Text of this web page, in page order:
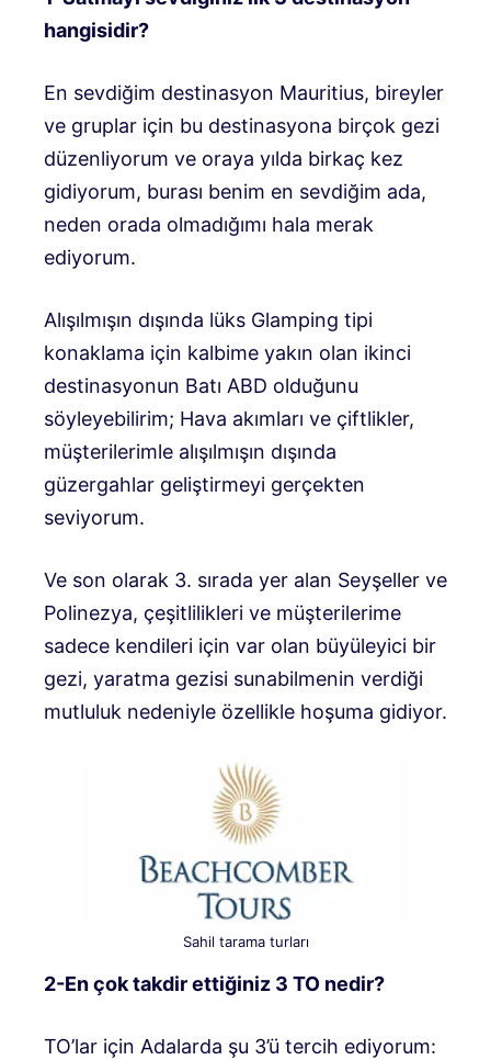
hangisidir?
En sevdiğim destinasyon Mauritius, bireyler
ve gruplar için bu destinasyona birçok gezi
düzenliyorum ve oraya yılda birkaç kez
gidiyorum, burası benim en sevdiğim ada,
neden orada olmadığımı hala merak
ediyorum.
Alışılmışın dışında lüks Glamping tipi
konaklama için kalbime yakın olan ikinci
destinasyonun Batı ABD olduğunu
söyleyebilirim; Hava akımları ve çiftlikler,
müşterilerimle alışılmışın dışında
güzergahlar geliştirmeyi gerçekten
seviyorum.
Ve son olarak 3. sırada yer alan Seyşeller ve
Polinezya, çeşitlilikleri ve müşterilerime
sadece kendileri için var olan büyüleyici bir
gezi, yaratma gezisi sunabilmenin verdiği
mutluluk nedeniyle özellikle hoşuma gidiyor.
Sahil tarama turları
2-En çok takdir ettiğiniz 3 TO nedir?
TO’lar için Adalarda şu 3’ü tercih ediyorum: